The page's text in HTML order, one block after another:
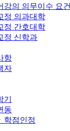
강의 의무이수 요건
정 의과대학
정 간호대학
정 신학과
항
자
동
학점인정